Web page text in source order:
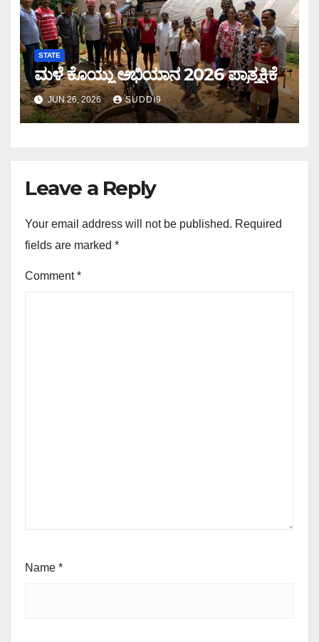
STATE
ಮಳೆ ಕೊಯ್ಲು ಅಭಿಯಾನ 2026 ಪ್ರಾತ್ಯಕ್ಷಿಕೆ
JUN 26, 2026 SUDDI9
Leave a Reply
Your email address will not be published. Required
fields are marked *
Comment*
Name *